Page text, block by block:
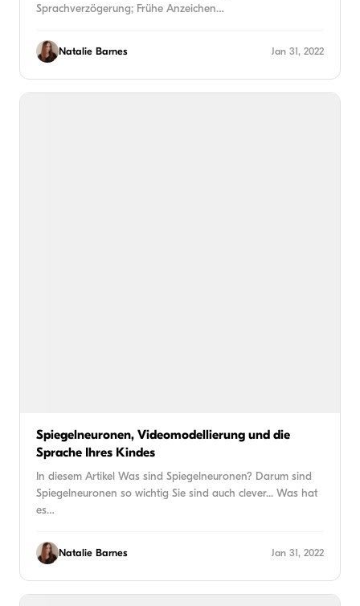
Sprachverzögerung; Frühe Anzeichen…
Natalie Barnes Jan 31, 2022
Spiegelneuronen, Videomodellierung und die
Sprache Ihres Kindes
In diesem Artikel Was sind Spiegelneuronen? Darum sind
Spiegelneuronen so wichtig Sie sind auch clever... Was hat
es…
Natalie Barnes Jan 31, 2022